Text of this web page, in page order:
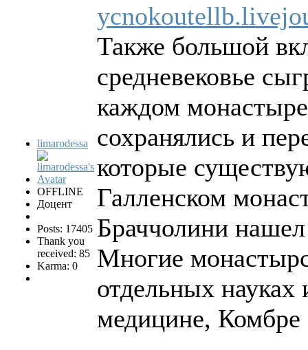
limarodessa
OFFLINE
Доцент
Posts: 17405
Thank you
received: 85
Karma: 0
Также большой
средневековье
каждом
сохранялись и
которые
Галленском
Браччолини
Многие
отдельных
медицине, Комбре